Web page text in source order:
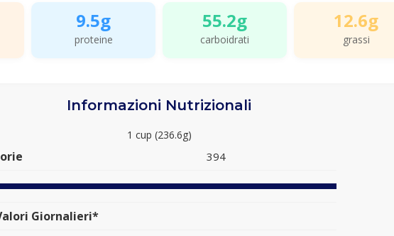
9.5g
proteine
55.2g
carboidrati
12.6g
grassi
Informazioni Nutrizionali
1 cup (236.6g)
394
Giornalieri*